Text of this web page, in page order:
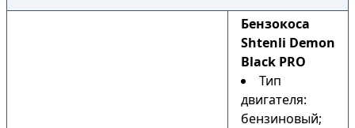
Бензокоса
Shtenli Demon
Black PRO
Тип
двигателя:
бензиновый;